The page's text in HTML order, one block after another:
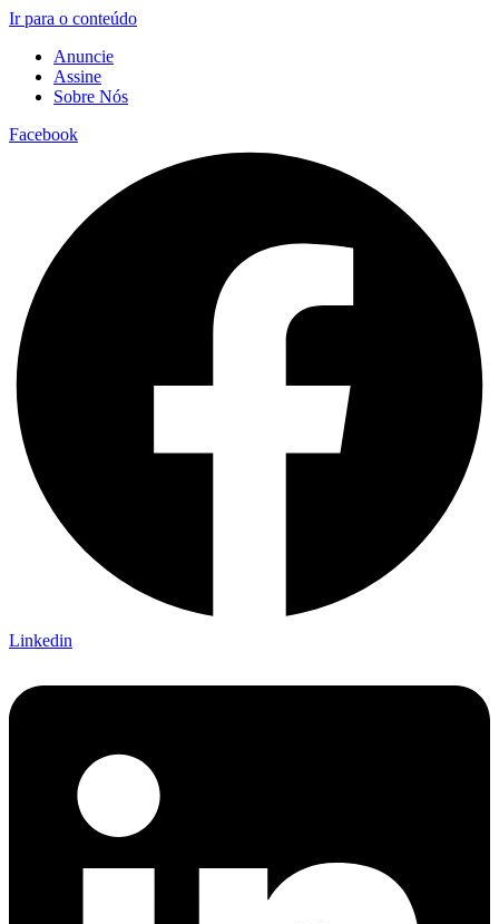
Ir para o conteúdo
Anuncie
Assine
Sobre Nós
Facebook
Linkedin